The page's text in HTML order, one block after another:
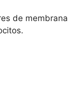
de membrana